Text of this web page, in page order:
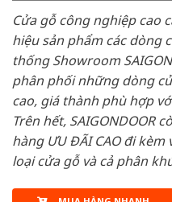
Cửa gỗ công nghiệp cao
hiệu sản phẩm các dòng
thống Showroom
phân phối những dòng
cao, giá thành phù hợp
Trên hết, SAIGONDOOR
hàng ƯU ĐÃI CAO đi
loại cửa gỗ và cả phân